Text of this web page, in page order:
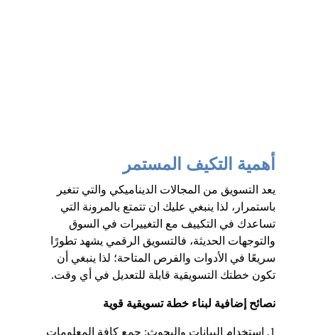
أهمية التكيف المستمر
يعد التسويق من المجالات الديناميكي والتي تتغير
باستمرار، لذا ينبغي عليك ان تتمتع بالمرونة التي
تساعدك في التكييف مع التغييرات في السوق
والتوجهات الحديثة، فالتسويق الرقمي يشهد تطورًا
سريعًا في الأدوات والفرص المتاحة؛ لذا ينبغي أن
تكون خطتك التسويقية قابلة للتعديل في أي وقت.
نصائح إضافية لبناء خطة تسويقية قوية
1. استخدام البيانات والبحوث: جمع كافة المعلومات